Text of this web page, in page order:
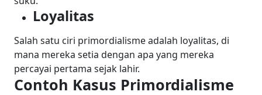
Loyalitas
Salah satu ciri primordialisme adalah loyalitas, di
mana mereka setia dengan apa yang mereka
percayai pertama sejak lahir.
Contoh Kasus Primordialisme